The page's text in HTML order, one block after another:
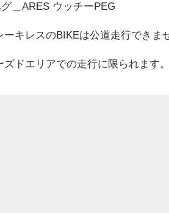
グ＿ARES ウッチーPEG
ーキレスのBIKEは公道走行できま
ズドエリアでの走行に限られます。